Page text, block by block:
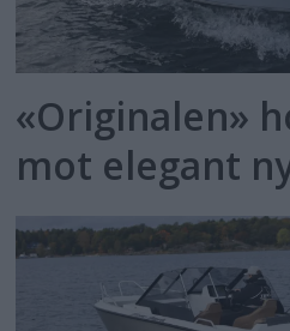
«Originalen»
mot elegant